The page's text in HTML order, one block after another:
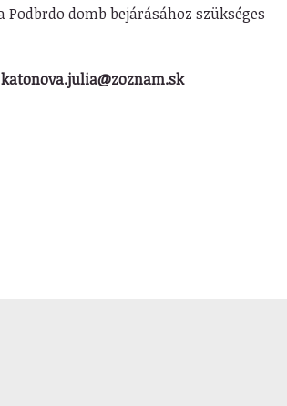
domb bejárásához szükséges
katonova.julia@zoznam.sk